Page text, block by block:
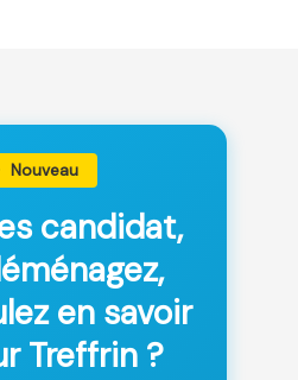
Nouveau
candidat,
en savoir
Treffrin ?